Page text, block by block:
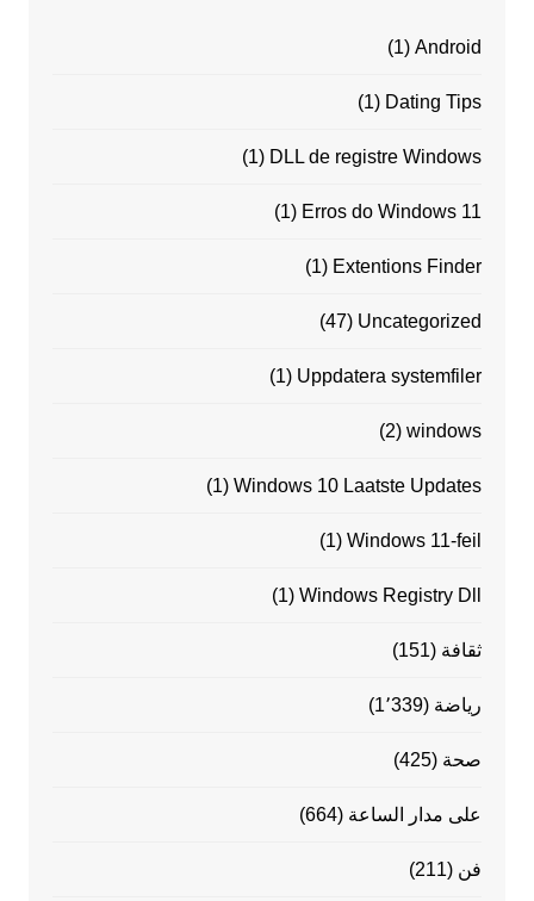
Android
(1)
Dating Tips
(1)
DLL de registre Windows
(1)
Erros do Windows 11
(1)
Extentions Finder
(1)
Uncategorized
(47)
Uppdatera systemfiler
(1)
windows
(2)
Windows 10 Laatste Updates
(1)
Windows 11-feil
(1)
Windows Registry Dll
(1)
ثقافة (151)
رياضة (1٬339)
صحة (425)
على مدار الساعة (664)
فن (211)